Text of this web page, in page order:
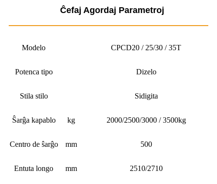
Ĉefaj Agordaj Parametroj
Modelo CPCD20 / 25/30 / 35T
Potenca tipo Dizelo
Stila stilo Sidigita
Ŝarĝa kapablo kg 2000/2500/3000 / 3500kg
Centro de ŝarĝo mm 500
Entuta longo mm 2510/2710